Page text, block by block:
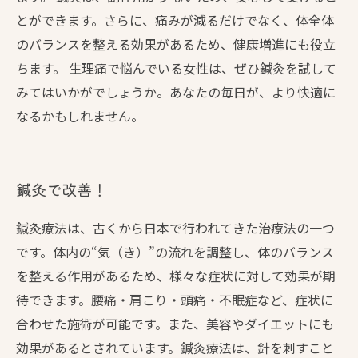
とができます。さらに、痛みが減るだけでなく、体全体
のバランスを整える効果があるため、健康増進にも役立
ちます。 生理痛で悩んでいる女性は、ぜひ鍼灸を試して
みてはいかがでしょうか。あなたの毎日が、より快適に
なるかもしれません。
鍼灸で改善！
鍼灸療法は、古くから日本で行われてきた治療法の一つ
です。体内の“気（き）”の流れを調整し、体のバランス
を整える作用があるため、様々な症状に対して効果が期
待できます。腰痛・肩こり・頭痛・不眠症など、症状に
合わせた施術が可能です。また、美容やダイエットにも
効果があるとされています。鍼灸療法は、針を刺すこと